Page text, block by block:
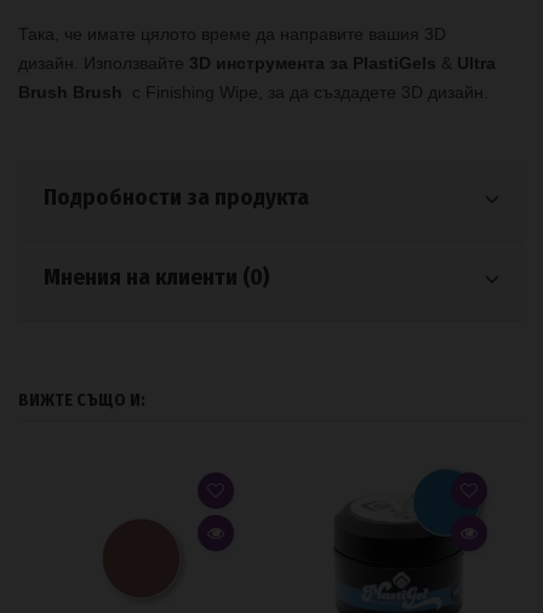
Така, че имате цялото време да направите вашия 3D
дизайн. Използвайте 3D инструмента за PlastiGels & Ultra
Brush Brush
с Finishing Wipe, за да създадете 3D дизайн.
Подробности за продукта
Мнения на клиенти (0)
ВИЖТЕ СЪЩО И: